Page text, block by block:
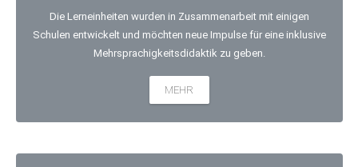
Die Lerneinheiten wurden in Zusammenarbeit mit einigen
Schulen entwickelt und möchten neue Impulse für eine inklusive
Mehrsprachigkeitsdidaktik zu geben.
MEHR